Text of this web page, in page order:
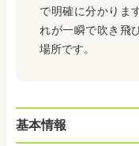
で明確に分かりま
れが一瞬で吹き飛
場所です。
基本情報